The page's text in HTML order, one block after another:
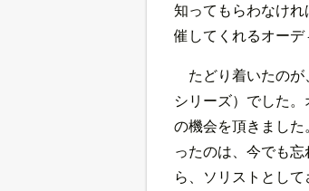
知ってもらわなけ
催してくれるオーデ
たどり着いたの
シリーズ）でした
の機会を頂きまし
ったのは、今でも
ら、ソリストとして